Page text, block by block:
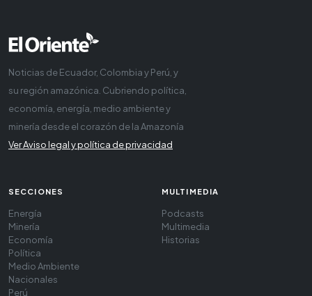
Noticias de Ecuador, Colombia y Perú, y
su región amazónica. Cubriendo política,
economía, energía, medio ambiente y
minería desde el corazón de la Amazonía
Ver Aviso legal y política de privacidad
SECCIONES
Energía
Minería
Economía
Política
Medio Ambiente
Nacionales
Perú
MULTIMEDIA
Podcasts
Multimedia
Historias